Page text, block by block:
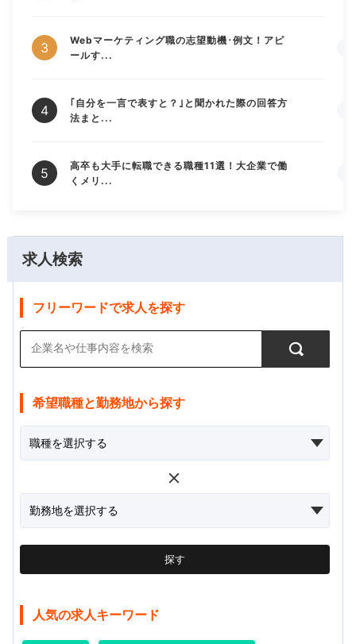
求人検索
フリーワードで求人を探す
希望職種と勤務地から探す
探す
人気の求人キーワード
Webマーケティング職の志望動機･例文！アピ
ールす...
｢自分を一言で表すと？｣と聞かれた際の回答方
法まと...
高卒も大手に転職できる職種11選！大企業で働
くメリ...